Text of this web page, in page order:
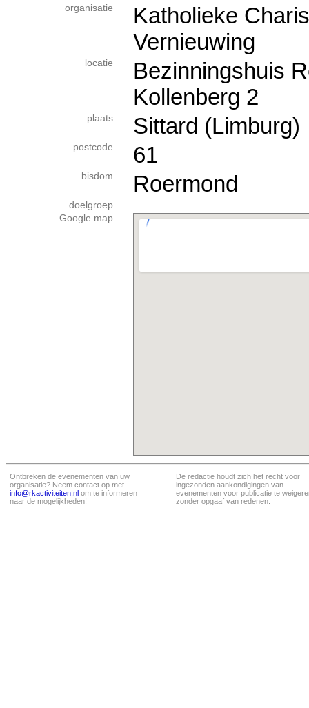
organisatie
Katholieke
Vernieuwing
locatie
Bezinningshuis
Kollenberg 2
plaats Sittard (Limburg)
postcode 61
bisdom Roermond
doelgroep
Google map
Ontbreken de evenementen van uw
organisatie? Neem contact op met
info@rkactiviteiten.nl om te informeren
naar de mogelijkheden!
De redactie houdt zich het recht voor
ingezonden aankondigingen van
evenementen voor publicatie te
zonder opgaaf van redenen.